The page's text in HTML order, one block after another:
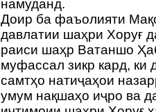
намуданд.
Доир ба фаъолияти
давлатии шаҳри Хоруғ
раиси шаҳр Ватаншо
муфассал зикр кард, ки
самтҳо натиҷаҳои
умум нақшаҳо иҷро ва